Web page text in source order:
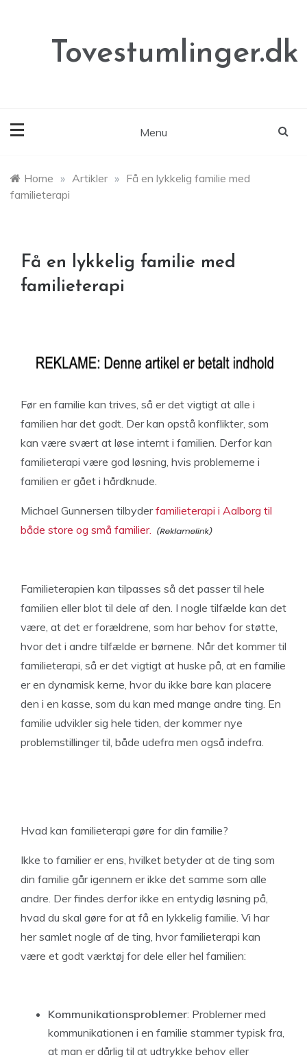
Tovestumlinger.dk
Menu
Home » Artikler » Få en lykkelig familie med
familieterapi
Få en lykkelig familie med
familieterapi
Før en familie kan trives, så er det vigtigt at alle i
familien har det godt. Der kan opstå konflikter, som
kan være svært at løse internt i familien. Derfor kan
familieterapi være god løsning, hvis problemerne i
familien er gået i hårdknude.
Michael Gunnersen tilbyderfamilieterapi i Aalborg til
både store og små familier.
Familieterapien kan tilpasses så det passer til hele
familien eller blot til dele af den. I nogle tilfælde kan det
være, at det er forældrene, som har behov for støtte,
hvor det i andre tilfælde er børnene. Når det kommer til
familieterapi, så er det vigtigt at huske på, at en familie
er en dynamisk kerne, hvor du ikke bare kan placere
den i en kasse, som du kan med mange andre ting. En
familie udvikler sig hele tiden, der kommer nye
problemstillinger til, både udefra men også indefra.
Hvad kan familieterapi gøre for din familie?
Ikke to familier er ens, hvilket betyder at de ting som
din familie går igennem er ikke det samme som alle
andre. Der findes derfor ikke en entydig løsning på,
hvad du skal gøre for at få en lykkelig familie. Vi har
her samlet nogle af de ting, hvor familieterapi kan
være et godt værktøj for dele eller hel familien:
Kommunikationsproblemer: Problemer med
kommunikationen i en familie stammer typisk fra,
at man er dårlig til at udtrykke behov eller